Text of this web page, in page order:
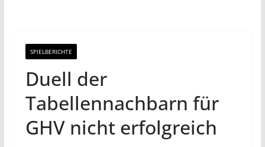
SPIELBERICHTE
Duell der
Tabellennachbarn für
GHV nicht erfolgreich